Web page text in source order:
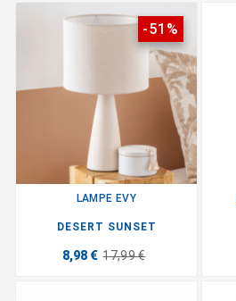
-51%
LAMPE EVY
DESERT SUNSET
8,98 € 17,99 €